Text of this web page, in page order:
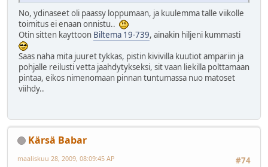
No, ydinaseet oli paassy loppumaan, ja kuulemma talle viikolle
toimitus ei enaan onnistu..
Otin sitten kayttoon Biltema 19-739, ainakin hiljeni kummasti
Saas naha mita juuret tykkas, pistin kivivilla kuutiot ampariin ja
pohjalle reilusti vetta jaahdytykseksi, sit vaan liekilla polttamaan
pintaa, eikos nimenomaan pinnan tuntumassa nuo matoset
viihdy..
Kärsä Babar
#74
maaliskuu 28, 2009, 08:09:45 AP